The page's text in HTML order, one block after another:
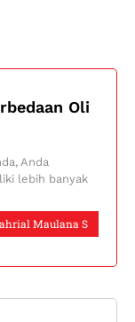
Oli
Maulana S
Anda
lebih banyak